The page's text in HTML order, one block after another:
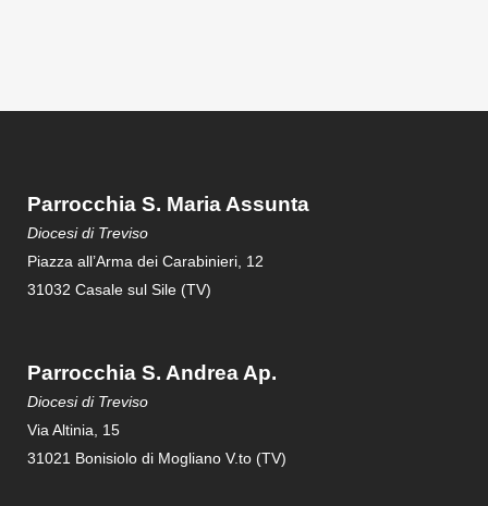
Parrocchia S. Maria Assunta
Diocesi di Treviso
Piazza all’Arma dei Carabinieri, 12
31032 Casale sul Sile (TV)
Parrocchia S. Andrea Ap.
Diocesi di Treviso
Via Altinia, 15
31021 Bonisiolo di Mogliano V.to (TV)